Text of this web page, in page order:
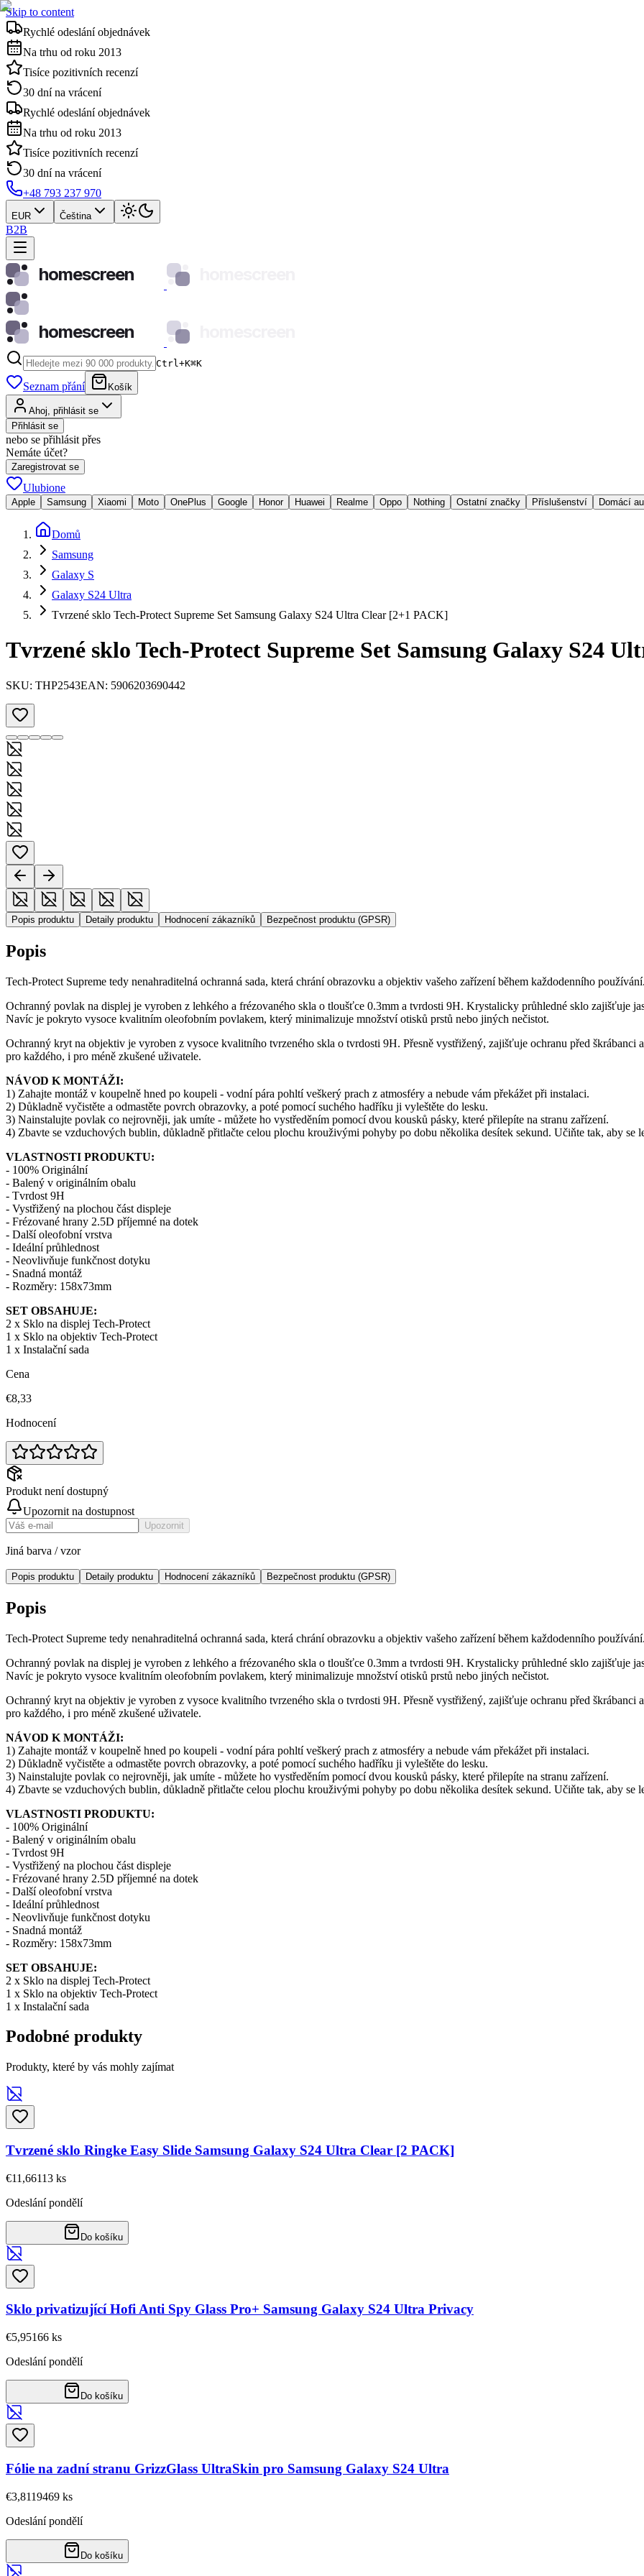
Skip to content
Rychlé odeslání objednávek
Na trhu od roku 2013
Tisíce pozitivních recenzí
30 dní na vrácení
Rychlé odeslání objednávek
Na trhu od roku 2013
Tisíce pozitivních recenzí
30 dní na vrácení
+48 793 237 970
EUR Čeština
B2B
homescreen
homescreen
Ctrl+K⌘K
Seznam přání Košík
Ahoj, přihlásit se
Přihlásit se
nebo se přihlásit přes
Nemáte účet?
Zaregistrovat se
Ulubione
Apple Samsung Xiaomi Moto OnePlus Google Honor Huawei Realme Oppo Nothing Ostatní značky Příslušenství Domácí
Domů
Samsung
Galaxy S
Galaxy S24 Ultra
Tvrzené sklo Tech-Protect Supreme Set Samsung Galaxy S24 Ultra Clear [2+1 PACK]
Tvrzené sklo Tech-Protect Supreme Set Samsung Galaxy S24
SKU: THP2543EAN: 5906203690442
Popis produktu Detaily produktu Hodnocení zákazníků Bezpečnost produktu (GPSR)
Popis
Tech-Protect Supreme tedy nenahraditelná ochranná sada, která chrání obrazovku a objektiv vašeho zařízení během každodenního používání.
Ochranný povlak na displej je vyroben z lehkého a frézovaného skla o tloušťce 0.3mm a tvrdosti 9H. Krystalicky průhledné sklo zajišťuje
Navíc je pokryto vysoce kvalitním oleofobním povlakem, který minimalizuje množství otisků prstů nebo jiných nečistot.
Ochranný kryt na objektiv je vyroben z vysoce kvalitního tvrzeného skla o tvrdosti 9H. Přesně vystřižený, zajišťuje ochranu před
pro každého, i pro méně zkušené uživatele.
NÁVOD K MONTÁŽI:
1) Zahajte montáž v koupelně hned po koupeli - vodní pára pohltí veškerý prach z atmosféry a nebude vám překážet při instalaci.
2) Důkladně vyčistěte a odmastěte povrch obrazovky, a poté pomocí suchého hadříku ji vyleštěte do lesku.
3) Nainstalujte povlak co nejrovněji, jak umíte - můžete ho vystředěním pomocí dvou kousků pásky, které přilepíte na stranu zařízení.
4) Zbavte se vzduchových bublin, důkladně přitlačte celou plochu krouživými pohyby po dobu několika desítek sekund. Učiňte tak, aby se
VLASTNOSTI PRODUKTU:
- 100% Originální
- Balený v originálním obalu
- Tvrdost 9H
- Vystřižený na plochou část displeje
- Frézované hrany 2.5D příjemné na dotek
- Další oleofobní vrstva
- Ideální průhlednost
- Neovlivňuje funkčnost dotyku
- Snadná montáž
- Rozměry: 158x73mm
SET OBSAHUJE:
2 x Sklo na displej Tech-Protect
1 x Sklo na objektiv Tech-Protect
1 x Instalační sada
Cena
€8,33
Hodnocení
Produkt není dostupný
Upozornit na dostupnost
Upozornit
Jiná barva / vzor
Popis produktu Detaily produktu Hodnocení zákazníků Bezpečnost produktu (GPSR)
Popis
Tech-Protect Supreme tedy nenahraditelná ochranná sada, která chrání obrazovku a objektiv vašeho zařízení během každodenního používání.
Ochranný povlak na displej je vyroben z lehkého a frézovaného skla o tloušťce 0.3mm a tvrdosti 9H. Krystalicky průhledné sklo zajišťuje
Navíc je pokryto vysoce kvalitním oleofobním povlakem, který minimalizuje množství otisků prstů nebo jiných nečistot.
Ochranný kryt na objektiv je vyroben z vysoce kvalitního tvrzeného skla o tvrdosti 9H. Přesně vystřižený, zajišťuje ochranu před
pro každého, i pro méně zkušené uživatele.
NÁVOD K MONTÁŽI:
1) Zahajte montáž v koupelně hned po koupeli - vodní pára pohltí veškerý prach z atmosféry a nebude vám překážet při instalaci.
2) Důkladně vyčistěte a odmastěte povrch obrazovky, a poté pomocí suchého hadříku ji vyleštěte do lesku.
3) Nainstalujte povlak co nejrovněji, jak umíte - můžete ho vystředěním pomocí dvou kousků pásky, které přilepíte na stranu zařízení.
4) Zbavte se vzduchových bublin, důkladně přitlačte celou plochu krouživými pohyby po dobu několika desítek sekund. Učiňte tak, aby se
VLASTNOSTI PRODUKTU:
- 100% Originální
- Balený v originálním obalu
- Tvrdost 9H
- Vystřižený na plochou část displeje
- Frézované hrany 2.5D příjemné na dotek
- Další oleofobní vrstva
- Ideální průhlednost
- Neovlivňuje funkčnost dotyku
- Snadná montáž
- Rozměry: 158x73mm
SET OBSAHUJE:
2 x Sklo na displej Tech-Protect
1 x Sklo na objektiv Tech-Protect
1 x Instalační sada
Podobné produkty
Produkty, které by vás mohly zajímat
Tvrzené sklo Ringke Easy Slide Samsung Galaxy S24 Ultra Clear [2 PACK]
€11,66113 ks
Odeslání pondělí
Do košíku
Sklo privatizující Hofi Anti Spy Glass Pro+ Samsung Galaxy S24 Ultra Privacy
€5,95166 ks
Odeslání pondělí
Do košíku
Fólie na zadní stranu GrizzGlass UltraSkin pro Samsung Galaxy S24 Ultra
€3,8119469 ks
Odeslání pondělí
Do košíku